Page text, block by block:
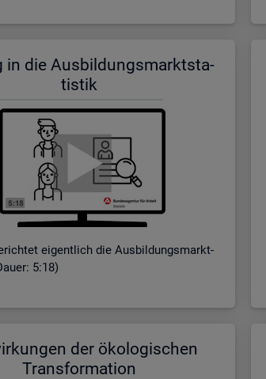
in die Aus­bil­dungs­markt­sta­
tis­tik
ei­gent­lich die Aus­bil­dungs­markt­
5:18)
der öko­lo­gi­schen
Trans­for­ma­ti­on